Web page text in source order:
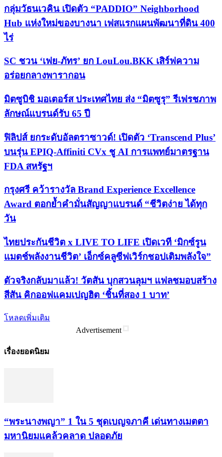
กลุ่มวัธนเวคิน เปิดตัว “PADDIO” Neighborhood
Hub แห่งใหม่ของบางนา เฟสแรกแผนพัฒนาที่ดิน 400
ไร่
SC ชวน ‘เฟย-ภัทร’ ยก LouLou.BKK เสิร์ฟความ
อร่อยกลางพารากอน
มิตซูบิชิ มอเตอร์ส ประเทศไทย ส่ง “มิตซูรุ” รีเฟรชภาพ
ลักษณ์แบรนด์รับ 65 ปี
ฟิลิปส์ ยกระดับอัลตราซาวด์! เปิดตัว ‘Transcend Plus’
บนรุ่น EPIQ-Affiniti CVx ชู AI การแพทย์มาตรฐาน
FDA สหรัฐฯ
กรุงศรี คว้ารางวัล Brand Experience Excellence
Award ตอกย้ำคำมั่นสัญญาแบรนด์ “ชีวิตง่าย ได้ทุก
วัน
ไทยประกันชีวิต x LIVE TO LIFE เปิดเวที ‘มิกซ์รูน
แมตช์พลังงานชีวิต’ เอ็กซ์คลูซีฟเวิร์กชอปเติมพลังใจ”
ตัวจริงกลับมาแล้ว! วัตสัน บุกสวนลุมฯ แฟลชมอบสร้าง
สีสัน คิกออฟแคมเปญฮิต ‘ชิ้นที่สอง 1 บาท’
โหลดเพิ่มเติม
Advertisement
เรื่องยอดนิยม
“พระ​นาง​พญา” 1 ใน 5​ ชุดเบญจ​ภาคี​ เด่นทางเมตตา​
มหา​นิยม​แคล้วคลาด​ ปลอดภัย​